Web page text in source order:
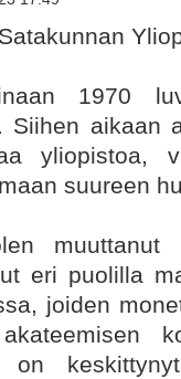
1970
Siihen aikaan
yliopistoa,
suureen
muuttanut
eri puolilla
joiden